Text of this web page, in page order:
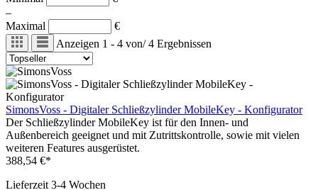
–
Maximal
€
Anzeigen 1 - 4 von/4 Ergebnissen
SimonsVoss - Digitaler Schließzylinder MobileKey - Konfigurator
Der Schließzylinder MobileKey ist für den Innen- und
Außenbereich geeignet und mit Zutrittskontrolle, sowie mit vielen
weiteren Features ausgerüstet.
388,54 €*
Lieferzeit 3-4 Wochen